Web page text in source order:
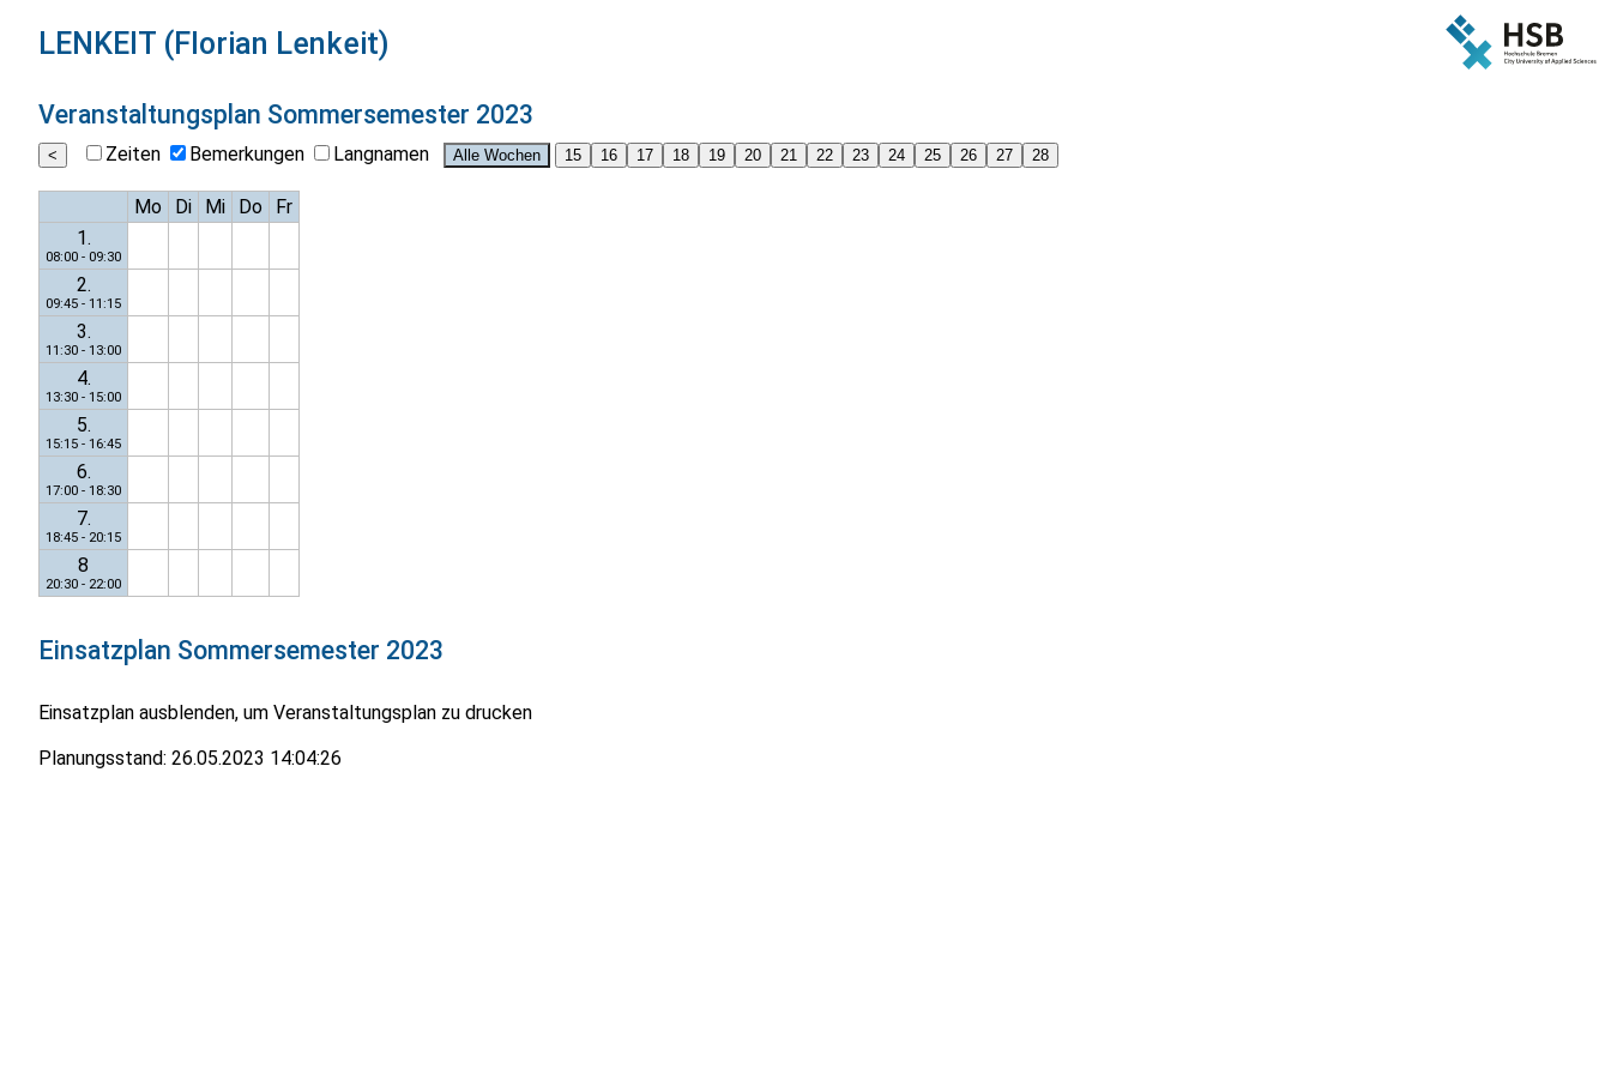
LENKEIT (Florian Lenkeit)
Veranstaltungsplan Sommersemester 2023
Zeiten Bemerkungen Langnamen
Mo Di Mi Do
Fr
1.
08:00 - 09:30
2.
09:45 - 11:15
3.
11:30 - 13:00
4.
13:30 - 15:00
5.
15:15 - 16:45
6.
17:00 - 18:30
7.
18:45 - 20:15
8
20:30 - 22:00
Einsatzplan Sommersemester 2023
Einsatzplan ausblenden, um Veranstaltungsplan zu drucken
Planungsstand: 26.05.2023 14:04:26